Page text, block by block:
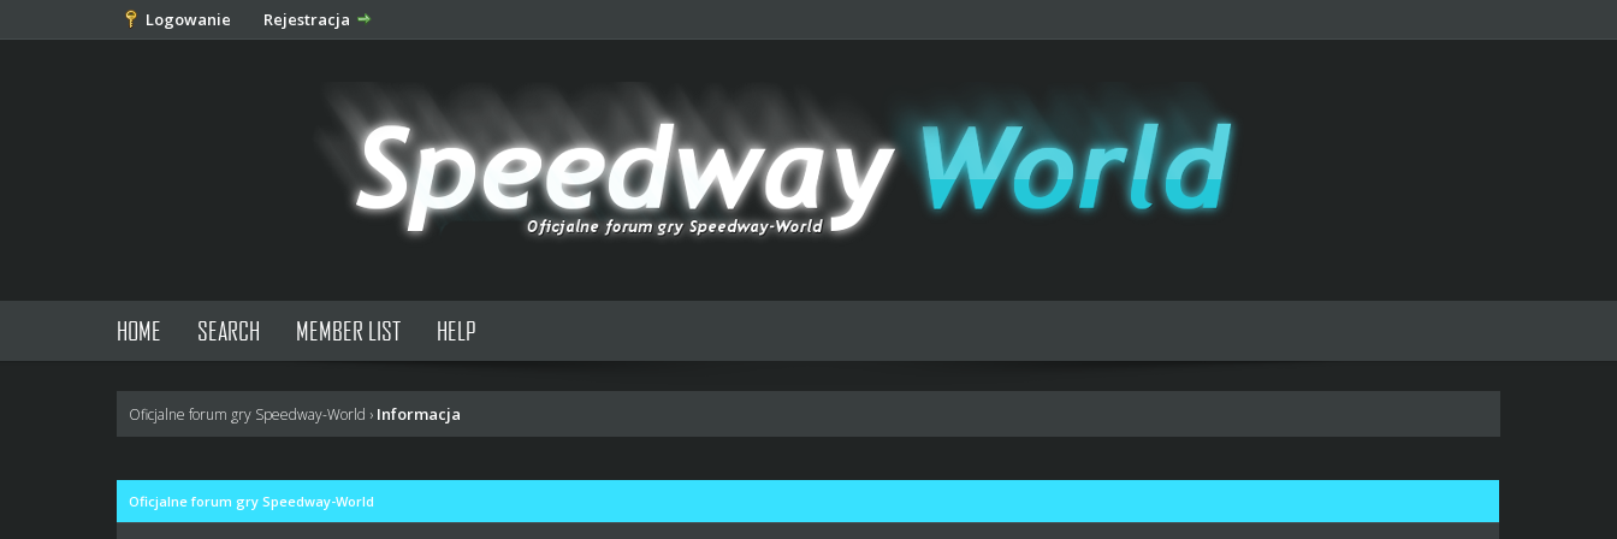
Logowanie Rejestracja
HOME SEARCH MEMBER LIST HELP
Oficjalne forum gry Speedway-World › Informacja
Oficjalne forum gry Speedway-World